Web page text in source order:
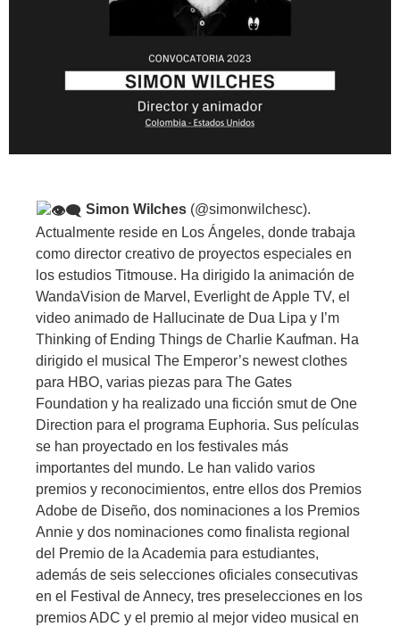
Simon Wilches (@simonwilchesc).
Actualmente reside en Los Ángeles, donde trabaja
como director creativo de proyectos especiales en
los estudios Titmouse. Ha dirigido la animación de
WandaVision de Marvel, Everlight de Apple TV, el
video animado de Hallucinate de Dua Lipa y I’m
Thinking of Ending Things de Charlie Kaufman. Ha
dirigido el musical The Emperor’s newest clothes
para HBO, varias piezas para The Gates
Foundation y ha realizado una ficción smut de One
Direction para el programa Euphoria. Sus películas
se han proyectado en los festivales más
importantes del mundo. Le han valido varios
premios y reconocimientos, entre ellos dos Premios
Adobe de Diseño, dos nominaciones a los Premios
Annie y dos nominaciones como finalista regional
del Premio de la Academia para estudiantes,
además de seis selecciones oficiales consecutivas
en el Festival de Annecy, tres preselecciones en los
premios ADC y el premio al mejor video musical en